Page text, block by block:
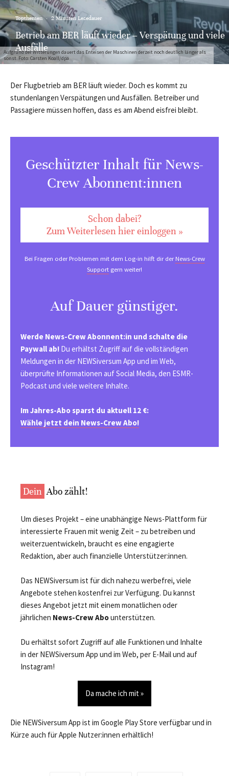
Aufgrund der Witterungen dauert das Enteisen der Maschinen derzeit noch deutlich länger als
sonst. Foto: Carsten Koall/dpa
Topthemen · 2 Minuten Lesedauer
Betrieb am BER läuft wieder – Verspätung und viele
Ausfälle
Der Flugbetrieb am BER läuft wieder. Doch es kommt zu
stundenlangen Verspätungen und Ausfällen. Betreiber und
Passagiere müssen hoffen, dass es am Abend eisfrei bleibt.
Geschützter Inhalt für News-
Crew Abonnent:innen
Schon dabei?
Zum Weiterlesen hier einloggen »
Bei Fragen oder Problemen mit dem Log-in hilft dir derNews-Crew
Support gern weiter!
Auf Dauer günstiger.
Werde News-Crew Abonnent:in und schalte die
Paywall ab! Du erhältst Zugriff auf die vollständigen
Meldungen in der NEWSiversum App und im Web,
überprüfte Informationen auf Social Media, den ESMR-
Podcast und viele weitere Inhalte.
Im Jahres-Abo sparst du aktuell 12 €:
Wähle jetzt dein News-Crew Abo!
Dein Abo zählt!
Um dieses Projekt – eine unabhängige News-Plattform für
interessierte Frauen mit wenig Zeit – zu betreiben und
weiterzuentwickeln, braucht es eine engagierte
Redaktion, aber auch finanzielle Unterstützer:innen.
Das NEWSiversum ist für dich nahezu werbefrei, viele
Angebote stehen kostenfrei zur Verfügung. Du kannst
dieses Angebot jetzt mit einem monatlichen oder
jährlichen News-Crew Abounterstützen.
Du erhältst sofort Zugriff auf alle Funktionen und Inhalte
in der NEWSiversum App und im Web, per E-Mail und auf
Instagram!
Da mache ich mit »
Die NEWSiversum App ist im Google Play Store verfügbar und in
Kürze auch für Apple Nutzer:innen erhältlich!